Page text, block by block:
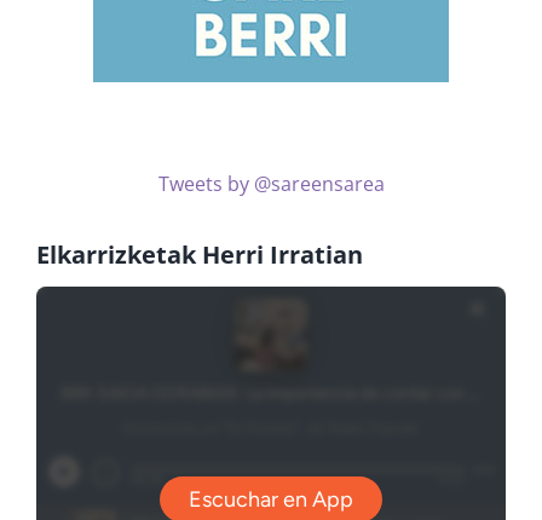
Tweets by @sareensarea
Elkarrizketak Herri Irratian